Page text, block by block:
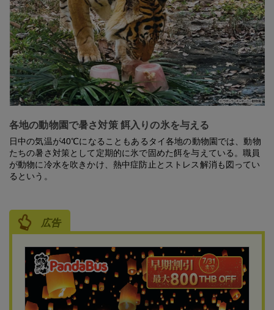
各地の動物園で暑さ対策 餌入りの氷を与える
日中の気温が40℃になることもあるタイ各地の動物園では、動物
たちの暑さ対策として定期的に氷で固めた餌を与えている。職員
が動物に冷水を吹きかけ、熱中症防止とストレス解消も図ってい
るという。
広告